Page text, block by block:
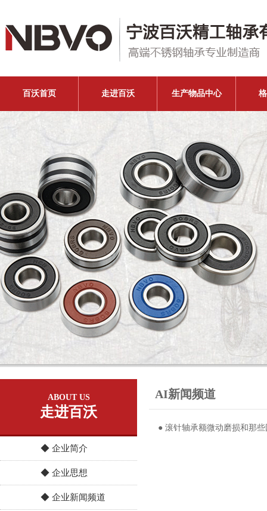
百沃首页 走进百沃 生产物品中心
ABOUT US
走进百沃
◆ 企业简介
◆ 企业思想
◆ 企业新闻频道
AI新闻频道
● 滚针轴承额微动磨损和那